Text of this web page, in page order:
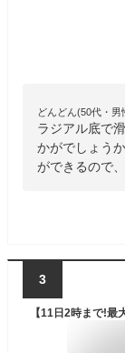
どんどん(50代・男
ラジアル底で
かがでしょう
ができるので
3